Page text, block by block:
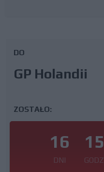
DO
GP Holandii
ZOSTAŁO:
16
DNI
15
GODZ